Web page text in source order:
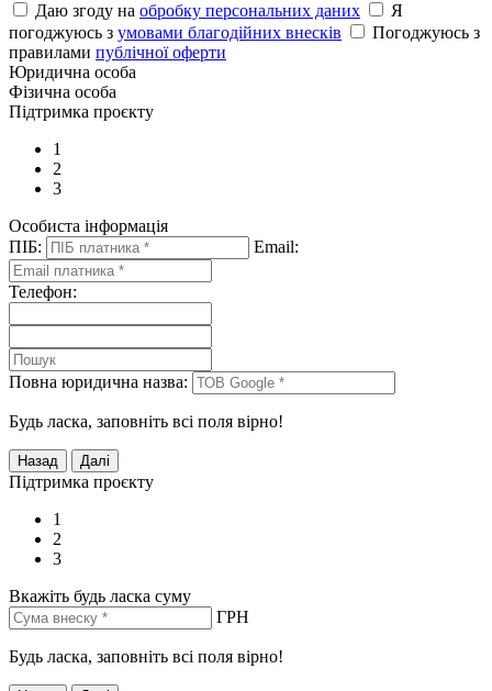
Даю згоду на обробку персональних даних
Я
погоджуюсь з умовами благодійних внесків
Погоджуюсь з
правилами публічної оферти
Юридична особа
Фізична особа
Підтримка проєкту
1
2
3
Особиста інформація
ПІБ:
Email:
Телефон:
Повна юридична назва:
Будь ласка, заповніть всі поля вірно!
Підтримка проєкту
1
2
3
Вкажіть будь ласка суму
ГРН
Будь ласка, заповніть всі поля вірно!